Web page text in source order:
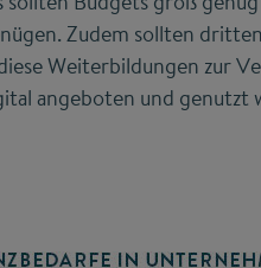
Zudem sollten
Weiterbildungen zur
angeboten und genutzt